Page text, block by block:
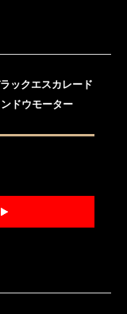
ックエスカレード
ドウモーター